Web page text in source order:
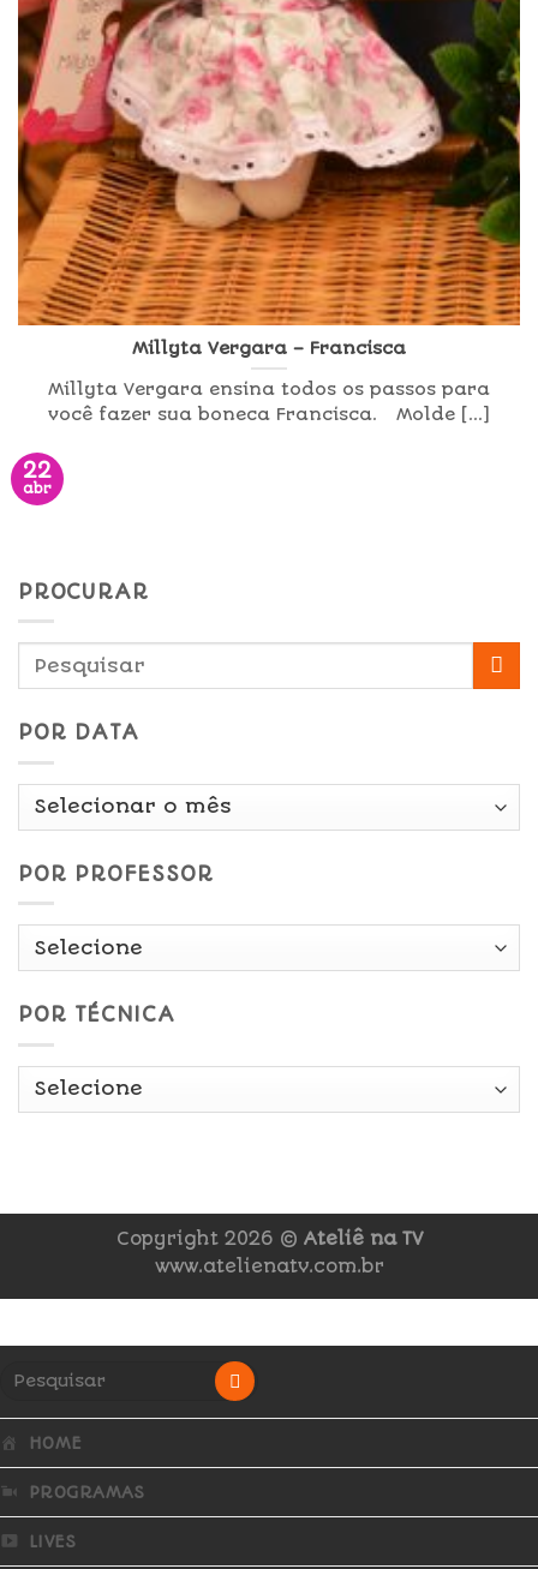
Millyta Vergara – Francisca
Millyta Vergara ensina todos os passos para
você fazer sua boneca Francisca. Molde [...]
22
abr
PROCURAR
POR DATA
Por
POR PROFESSOR
POR TÉCNICA
Copyright 2026 © Ateliê na TV
www.atelienatv.com.br
HOME
PROGRAMAS
LIVES